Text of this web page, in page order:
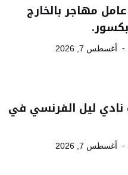
مهاجر بالخارج
أغسطس 7, 2026
نادي ليل الفرنسي في
أغسطس 7, 2026